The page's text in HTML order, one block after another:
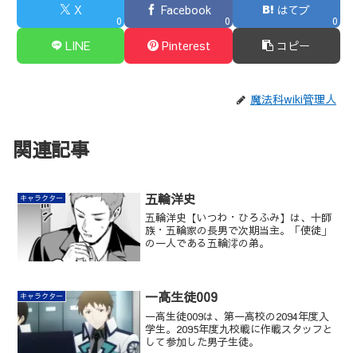
X
0
Facebook
0
はてブ
0
LINE Pinterest コピー
魔法科wiki管理人
関連記事
キャラクター 五輪洋史
五輪洋史【いつわ・ひろふみ】は、十師
族・五輪家の長男で次期当主。「使徒」
の一人である五輪澪の弟。
キャラクター 一高生徒009
一高生徒009は、第一高校の2094年度入
学生。2095年度九校戦に作戦スタッフと
して参加した男子生徒。